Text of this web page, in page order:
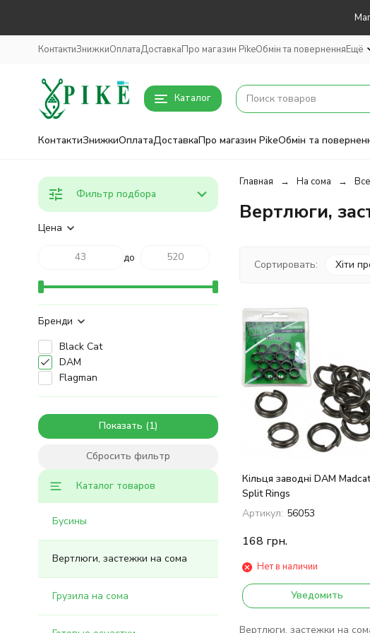
КонтактиЗнижкиОплатаДоставкаПро магазин PikeОбмін та поверненняЕщё
Каталог
КонтактиЗнижкиОплатаДоставкаПро магазин PikeОбмін та
Главная На сома
Вертлюги,
Сортировать: Хіти
Кільця заводні DAM Madcat
Split Rings
Артикул: 56053
168 грн.
Нет в наличии
Уведомить
Вертлюги, застежки на
Фильтр подбора
Цена
до
Бренди
Black Cat
DAM
Flagman
Показать
Сбросить фильтр
Каталог товаров
Бусины
Вертлюги, застежки на сома
Грузила на сома